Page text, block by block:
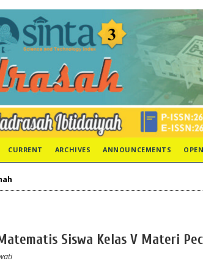
CURRENT ARCHIVES ANNOUNCEMENTS
Siswa Kelas V Materi